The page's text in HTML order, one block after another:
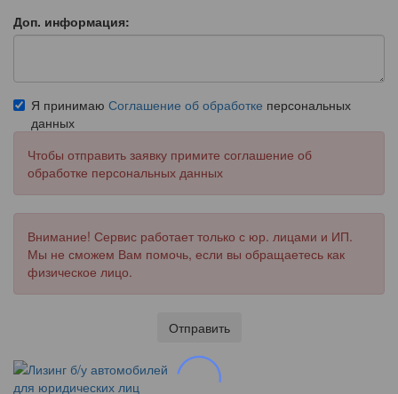
Доп. информация:
Я принимаю Соглашение об обработке персональных
данных
Чтобы отправить заявку примите соглашение об
обработке персональных данных
Внимание! Сервис работает только с юр. лицами и ИП.
Мы не сможем Вам помочь, если вы обращаетесь как
физическое лицо.
Отправить